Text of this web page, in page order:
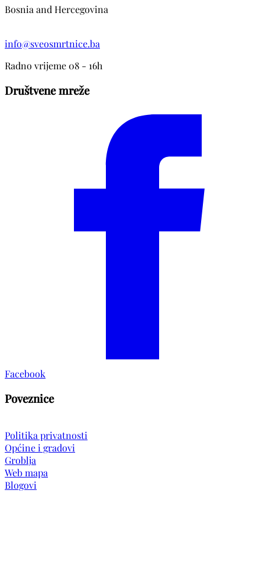
Bosnia and Hercegovina
info@sveosmrtnice.ba
Radno vrijeme 08 - 16h
Društvene mreže
Facebook
Poveznice
Politika privatnosti
Općine i gradovi
Groblja
Web mapa
Blogovi